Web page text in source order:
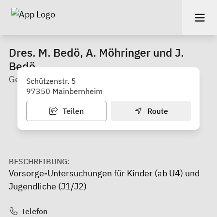
Dres. M. Bedö, A. Möhringer und J.
Bedö
Gemeinschaftspraxis
Schützenstr. 5
97350 Mainbernheim
Teilen Route
BESCHREIBUNG:
Vorsorge-Untersuchungen für Kinder (ab U4) und
Jugendliche (J1/J2)
Telefon